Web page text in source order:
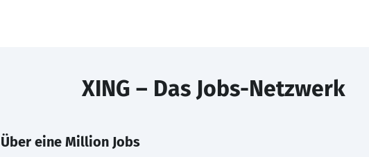
XING – Das Jobs-Netzwerk
Über eine Million Jobs